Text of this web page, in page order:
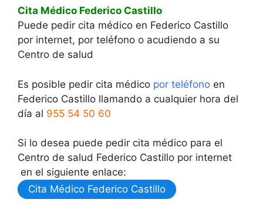
Cita Médico Federico Castillo
Puede pedir cita médico en Federico Castillo
por internet, por teléfono o acudiendo a su
Centro de salud
Es posible pedir cita médico por teléfono en
Federico Castillo llamando a cualquier hora del
día al 955 54 50 60
Si lo desea puede pedir cita médico para el
Centro de salud Federico Castillo por internet
en el siguiente enlace:
Cita Médico Federico Castillo